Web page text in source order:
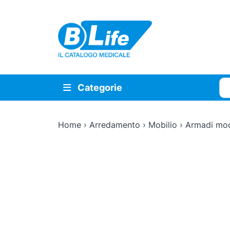
Vai al contenuto principale
Categorie
Home› Arredamento › Mobilio › Armadi